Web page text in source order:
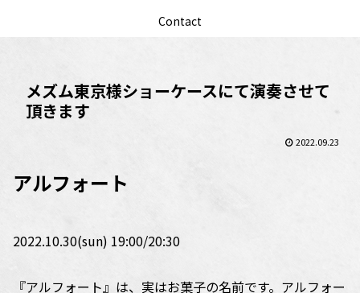
Contact
メズム東京様ショーケースにて演奏させて
頂きます
2022.09.23
アルフォート
2022.10.30(sun) 19:00/20:30
『アルフォート』は、実はお菓子の名前です。アルフォー